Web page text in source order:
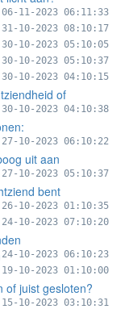
06-11-2023 06:11:33
31-10-2023 08:10:17
30-10-2023 05:10:05
30-10-2023 05:10:37
30-10-2023 04:10:15
of
30-10-2023 04:10:38
27-10-2023 06:10:22
uit aan
27-10-2023 05:10:37
bent
26-10-2023 01:10:35
24-10-2023 07:10:20
24-10-2023 06:10:23
19-10-2023 01:10:00
of juist gesloten?
15-10-2023 03:10:31